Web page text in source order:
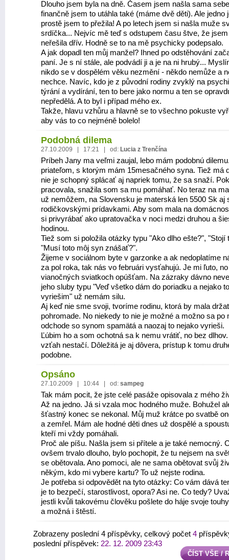
Dlouho jsem byla na dně. Časem jsem našla sama
finančně jsem to utáhla také (máme dvě děti). Ale jedno
prostě jsem to přežila! A po letech jsem si našla muže
srdíčka... Nejvíc mě teď s odstupem času štve, že jsem
neřešila dřív. Hodně se to na mě psychicky podepsalo.
A jak dopadl ten můj manžel? Ihned po odstěhování
paní. Je s ní stále, ale podvádí ji a je na ni hrubý...
nikdo se v dospělém věku nezmění - někdo nemůže a
nechce. Navíc, kdo je z původní rodiny zvyklý na
týrání a vydírání, ten to bere jako normu a ten se
nepředělá. A to byl i případ mého ex.
Takže, hlavu vzhůru a hlavně se to všechno pokuste
aby vás to co nejméně bolelo!
Podobná dilema
27.10.2009 | 17:21 | od: Lucia z Trenčína
Príbeh Jany ma veľmi zaujal, lebo mám podobnú
priateľom, s ktorým mám 15mesačného syna. Tiež má
nie je schopný splácať aj napriek tomu, že sa snaží.
pracovala, snažila som sa mu pomáhať. No teraz na
už nemôžem, na Slovensku je materská len 5500 Sk aj
rodičkovskými prídavkami. Aby som mala na
si privyrábať ako upratovačka v noci medzi druhou a
hodinou.
Tiež som si položila otázky typu "Ako dlho ešte?", "Stojí
"Musí toto môj syn znášať?".
Žijeme v sociálnom byte v garzonke a ak nedoplatíme
za pol roka, tak nás vo februári vysťahujú. Je mi ľuto, no
vianočných sviatkoch opúšťam. Na zázraky dávno
jeho sluby typu "Veď všetko dám do poriadku a nejako to
vyriešim" už nemám silu.
Aj keď nie sme svoji, tvoríme rodinu, ktorá by mala
pohromade. No niekedy to nie je možné a možno sa po
odchode so synom spamätá a naozaj to nejako vyrieši.
Ľúbim ho a som ochotná sa k nemu vrátiť, no bez
vzťah nestačí. Dôležitá je aj dôvera, prístup k tomu
podobne.
Opsáno
27.10.2009 | 10:44 | od: sampeg
Tak mám pocit, že jste celé pasáže opisovala z mého
Až na jedno. Já si vzala moc hodného muže. Bohužel
šťastný konec se nekonal. Můj muž krátce po svatbě
a zemřel. Mám ale hodné děti dnes už dospělé a
kteří mi vždy pomáhali.
Proč ale píšu. Našla jsem si přítele a je také nemocný.
ovšem trvalo dlouho, bylo pochopit, že tu nejsem na
se obětovala. Ano pomoci, ale ne sama obětovat svůj
někým, kdo mi vybere kartu? To už nejste rodina.
Je potřeba si odpovědět na tyto otázky: Co vám dává
je to bezpečí, starostlivost, opora? Asi ne. Co tedy?
jestli kvůli takovému člověku pošlete do háje svoje
a možná i štěstí.
Zobrazeny poslední 4 příspěvky, celkový počet 4
poslední příspěvek: 22. 12. 2009 23:43
ČÍST VŠE /